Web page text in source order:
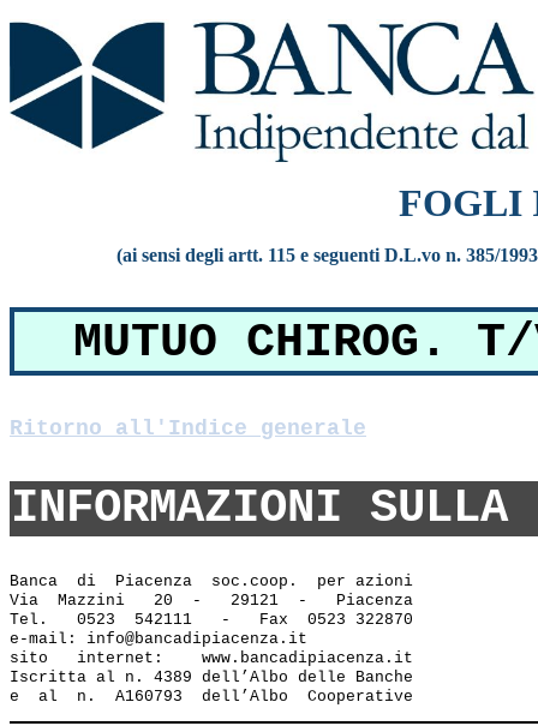
FOGLI
(ai sensi degli artt. 115 e seguenti D.L.vo n. 385/
MUTUO CHIROG.
Ritorno all'Indice generale
INFORMAZIONI SULLA
Banca  di  Piacenza  soc.coop.  per azioni
Via  Mazzini   20  -   29121  -   Piacenza
Tel.   0523  542111   -   Fax  0523 322870
e-mail: info@bancadipiacenza.it
sito   internet:    www.bancadipiacenza.it
Iscritta al n. 4389 dell’Albo delle Banche